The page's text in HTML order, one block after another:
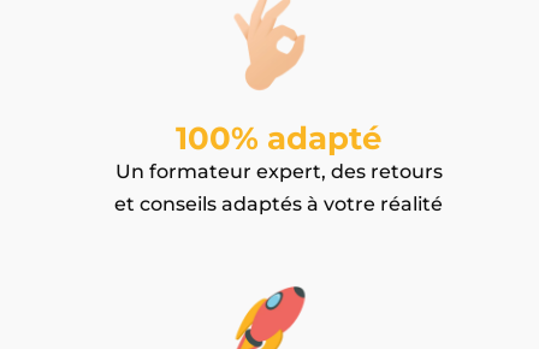
100% adapté
Un formateur expert, des retours
et conseils adaptés à votre réalité